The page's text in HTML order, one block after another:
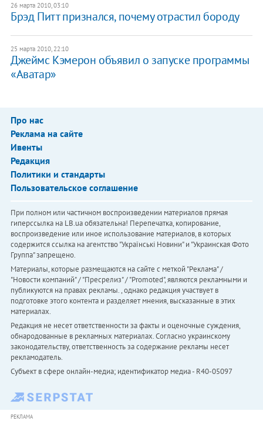
26 марта 2010, 03:10
Брэд Питт признался, почему отрастил бороду
25 марта 2010, 22:10
Джеймс Кэмерон объявил о запуске программы
«Аватар»
Про нас
Реклама на сайте
Ивенты
Редакция
Политики и стандарты
Пользовательское соглашение
При полном или частичном воспроизведении материалов прямая
гиперссылка на LB.ua обязательна! Перепечатка, копирование,
воспроизведение или иное использование материалов, в которых
содержится ссылка на агентство "Українськi Новини" и "Украинская Фото
Группа" запрещено.
Материалы, которые размещаются на сайте с меткой "Реклама" /
"Новости компаний" / "Пресрелиз" / "Promoted", являются рекламными и
публикуются на правах рекламы. , однако редакция участвует в
подготовке этого контента и разделяет мнения, высказанные в этих
материалах.
Редакция не несет ответственности за факты и оценочные суждения,
обнародованные в рекламных материалах. Согласно украинскому
законодательству, ответственность за содержание рекламы несет
рекламодатель.
Субъект в сфере онлайн-медиа; идентификатор медиа - R40-05097
РЕКЛАМА